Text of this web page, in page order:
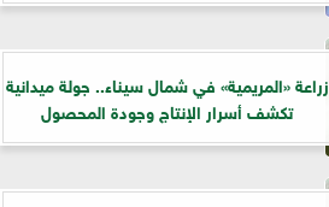
زراعة «المريمية» في شمال سيناء.. جولة ميدانية
تكشف أسرار الإنتاج وجودة المحصول